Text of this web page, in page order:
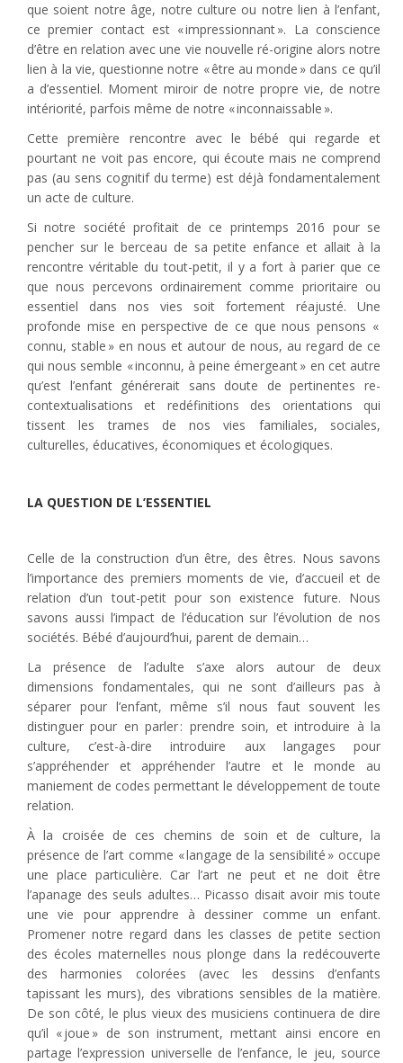
que soient notre âge, notre culture ou notre lien à l’enfant,
ce premier contact est « impressionnant ». La conscience
d’être en relation avec une vie nouvelle ré-origine alors notre
lien à la vie, questionne notre « être au monde » dans ce qu’il
a d’essentiel. Moment miroir de notre propre vie, de notre
intériorité, parfois même de notre « inconnaissable ».
Cette première rencontre avec le bébé qui regarde et
pourtant ne voit pas encore, qui écoute mais ne comprend
pas (au sens cognitif du terme) est déjà fondamentalement
un acte de culture.
Si notre société profitait de ce printemps 2016 pour se
pencher sur le berceau de sa petite enfance et allait à la
rencontre véritable du tout-petit, il y a fort à parier que ce
que nous percevons ordinairement comme prioritaire ou
essentiel dans nos vies soit fortement réajusté. Une
profonde mise en perspective de ce que nous pensons «
connu, stable » en nous et autour de nous, au regard de ce
qui nous semble « inconnu, à peine émergeant » en cet autre
qu’est l’enfant générerait sans doute de pertinentes re-
contextualisations et redéfinitions des orientations qui
tissent les trames de nos vies familiales, sociales,
culturelles, éducatives, économiques et écologiques.
LA QUESTION DE L’ESSENTIEL
Celle de la construction d’un être, des êtres. Nous savons
l’importance des premiers moments de vie, d’accueil et de
relation d’un tout-petit pour son existence future. Nous
savons aussi l’impact de l’éducation sur l’évolution de nos
sociétés. Bébé d’aujourd’hui, parent de demain…
La présence de l’adulte s’axe alors autour de deux
dimensions fondamentales, qui ne sont d’ailleurs pas à
séparer pour l’enfant, même s’il nous faut souvent les
distinguer pour en parler : prendre soin, et introduire à la
culture, c’est-à-dire introduire aux langages pour
s’appréhender et appréhender l’autre et le monde au
maniement de codes permettant le développement de toute
relation.
À la croisée de ces chemins de soin et de culture, la
présence de l’art comme « langage de la sensibilité » occupe
une place particulière. Car l’art ne peut et ne doit être
l’apanage des seuls adultes… Picasso disait avoir mis toute
une vie pour apprendre à dessiner comme un enfant.
Promener notre regard dans les classes de petite section
des écoles maternelles nous plonge dans la redécouverte
des harmonies colorées (avec les dessins d’enfants
tapissant les murs), des vibrations sensibles de la matière.
De son côté, le plus vieux des musiciens continuera de dire
qu’il « joue » de son instrument, mettant ainsi encore en
partage l’expression universelle de l’enfance, le jeu, source